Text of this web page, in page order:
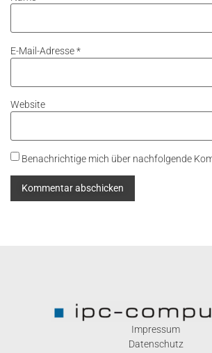
E-Mail-Adresse*
Website
Benachrichtige mich über nachfolgende
Impressum
Datenschutz